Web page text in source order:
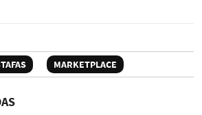
MARKETPLACE